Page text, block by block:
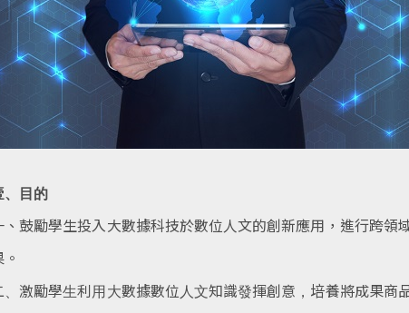
、目的
、鼓勵學生投入大數據科技於數位人文的創新應用，進行跨領
、激勵學生利用大數據數位人文知識發揮創意，培養將成果商